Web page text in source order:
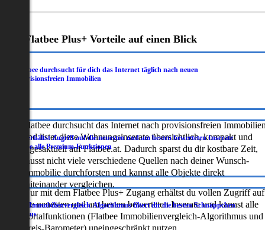
Flatbee Plus+ Vorteile auf einen Blick
Flatbee durchsucht für dich das Internet täglich nach neuen
provisionsfreien Immobilien
Flatbee durchsucht das Internet nach provisionsfreien
und listet diese Wohnungsinserate übersichtlich, kompakt und
tagesaktuell auf Flatbee.at. Dadurch sparst du dir kostbare Zeit,
musst nicht viele verschiedene Quellen nach deiner Wunsch-
Immobilie durchforsten und kannst alle Objekte direkt
miteinander vergleichen.
Du erhältst Zugriff auf die neuesten und am besten bewerteten Inserate
sowie alle Premium-Funktionen
Nur mit dem Flatbee Plus+ Zugang erhältst du vollen Zugriff auf
die neuesten und am besten bewerteten Inserate und kannst alle
Portalfunktionen (Flatbee Immobilienvergleich-Algorithmus und
Der Immobilienvergleich-Algorithmus filtert dir die besten Schnäppchen
heraus